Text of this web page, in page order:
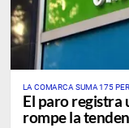
LA COMARCA SUMA 175
UNA TASA PROVISIONAL
El paro registra
rompe la